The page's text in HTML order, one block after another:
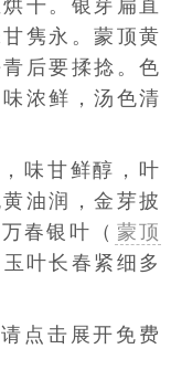
种主要包括蒙
山毛峰、蒙山
序因各茶种各
，经三炒、三
条索紧卷，浅
黄微碧，清澈
，即在锅中整
干。银芽扁直
隽永。蒙顶黄
后要揉捻。色